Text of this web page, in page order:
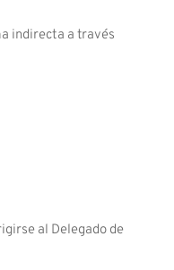
indirecta a través
al Delegado de